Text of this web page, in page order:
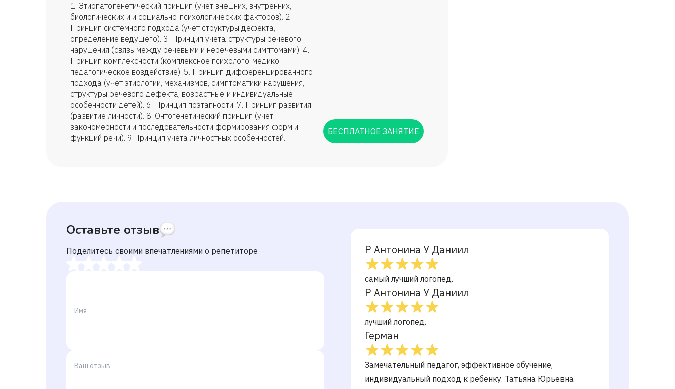
1. Этиопатогенетический принцип (учет внешних, внутренних,
биологических и и социально-психологических факторов). 2.
Принцип системного подхода (учет структуры дефекта,
определение ведущего). 3. Принцип учета структуры речевого
нарушения (связь между речевыми и неречевыми симптомами). 4.
Принцип комплексности (комплексное психолого-медико-
педагогическое воздействие). 5. Принцип дифференцированного
подхода (учет этиологии, механизмов, симптоматики нарушения,
структуры речевого дефекта, возрастные и индивидуальные
особенности детей). 6. Принцип поэтапности. 7. Принцип развития
(развитие личности). 8. Онтогенетический принцип (учет
закономерности и последовательности формирования форм и
функций речи). 9.Принцип учета личностных особенностей.
БЕСПЛАТНОЕ ЗАНЯТИЕ
Оставьте отзыв
Поделитесь своими впечатлениями о репетиторе Р Антонина У Даниил
самый лучший логопед.
Р Антонина У Даниил
лучший логопед.
Герман
Замечательный педагог, эффективное обучение,
индивидуальный подход к ребенку. Татьяна Юрьевна